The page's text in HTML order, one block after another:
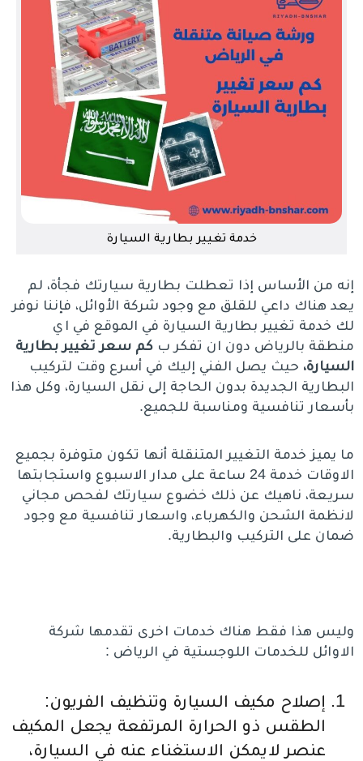
خدمة تغيير بطارية السيارة
إنه من الأساس إذا تعطلت بطارية سيارتك فجأة، لم
يعد هناك داعي للقلق مع وجود شركة الأوائل، فإننا نوفر
لك خدمة تغيير بطارية السيارة في الموقع في اي
منطقة بالرياض دون ان تفكر بكم سعر تغيير بطارية
السيارة، حيث يصل الفني إليك في أسرع وقت لتركيب
البطارية الجديدة بدون الحاجة إلى نقل السيارة، وكل هذا
بأسعار تنافسية ومناسبة للجميع.
ما يميز خدمة التغيير المتنقلة أنها تكون متوفرة بجميع
الاوقات خدمة 24 ساعة على مدار الاسبوع واستجابتها
سريعة، ناهيك عن ذلك خضوع سيارتك لفحص مجاني
لانظمة الشحن والكهرباء، واسعار تنافسية مع وجود
ضمان على التركيب والبطارية.
وليس هذا فقط هناك خدمات اخرى تقدمها شركة
الاوائل للخدمات اللوجستية في الرياض :
إصلاح مكيف السيارة وتنظيف الفريون:
الطقس ذو الحرارة المرتفعة يجعل المكيف
عنصر لايمكن الاستغناء عنه في السيارة،